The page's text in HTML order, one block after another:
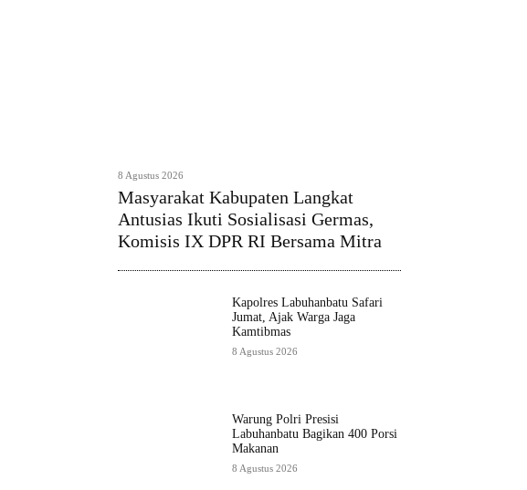
8 Agustus 2026
Masyarakat Kabupaten Langkat
Antusias Ikuti Sosialisasi Germas,
Komisis IX DPR RI Bersama Mitra
Kapolres Labuhanbatu Safari
Jumat, Ajak Warga Jaga
Kamtibmas
8 Agustus 2026
Warung Polri Presisi
Labuhanbatu Bagikan 400 Porsi
Makanan
8 Agustus 2026